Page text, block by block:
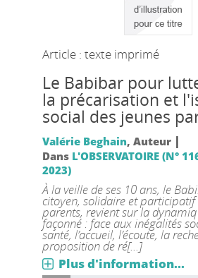
Article : texte imprimé
Le Babibar pour
la précarisation et
social des jeunes
Valérie Beghain, Auteur |
Dans L'OBSERVATOIRE (N°
2023)
À la veille de ses 10 ans, le
citoyen, solidaire et participatif
parents, revient sur la
façonné : face aux inégalités
santé, l’accueil, l’écoute, la
proposition de ré[...]
Plus d'information...